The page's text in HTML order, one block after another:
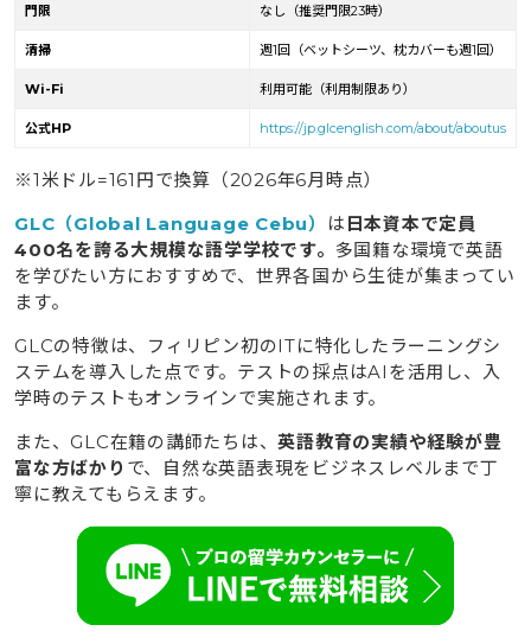
門限 なし（推奨門限23時）
清掃 週1回（ベットシーツ、枕カバーも週1回）
Wi-Fi 利用可能（利用制限あり）
公式HP https://jp.glcenglish.com/about/aboutus
※1米ドル=161円で換算（2026年6月時点）
GLC（Global Language Cebu）
は 日本資本で定員
400名を誇る大規模な語学学校です。 多国籍な環境で英語
を学びたい方におすすめで、世界各国から生徒が集まってい
ます。
GLCの特徴は、フィリピン初のITに特化したラーニングシ
ステムを導入した点です。テストの採点はAIを活用し、入
学時のテストもオンラインで実施されます。
また、GLC在籍の講師たちは、英語教育の実績や経験が豊
富な方ばかり で、自然な英語表現をビジネスレベルまで丁
寧に教えてもらえます。